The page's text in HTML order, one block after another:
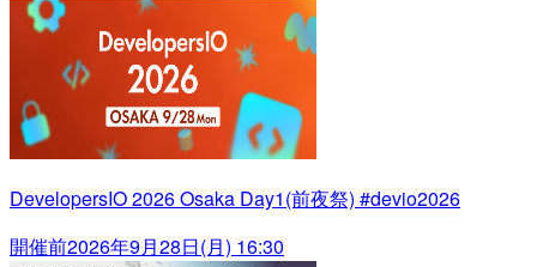
DevelopersIO 2026 Osaka Day1(前夜祭) #devio2026
開催前2026年9月28日(月) 16:30